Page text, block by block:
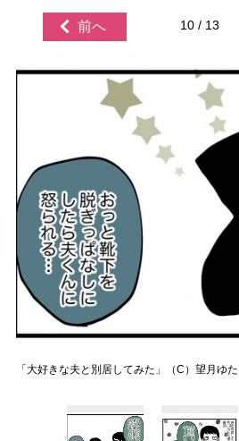
前へ 10 / 13
「大好きな夫と別居してみた」（C）望月ゆた